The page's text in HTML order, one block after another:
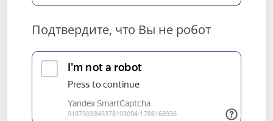
Подтвердите, что Вы не робот